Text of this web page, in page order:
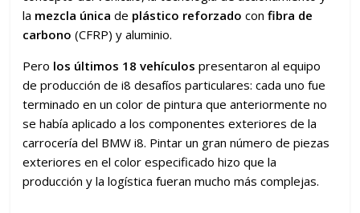
la mezcla única de plástico reforzado confibra de
carbono (CFRP) y aluminio.
Pero los últimos 18 vehículos presentaron al equipo
de producción de i8 desafíos particulares: cada uno fue
terminado en un color de pintura que anteriormente no
se había aplicado a los componentes exteriores de la
carrocería del BMW i8. Pintar un gran número de piezas
exteriores en el color especificado hizo que la
producción y la logística fueran mucho más complejas.